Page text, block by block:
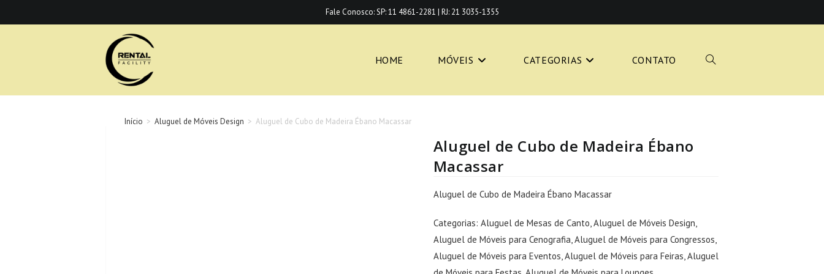
para
Fale Conosco:SP: 11 4861-2281 | RJ: 21 3035-1355
HOME MÓVEIS CATEGORIAS CONTATO ALTERNAR
Início > Aluguel de Móveis Design > Aluguel de Cubo de Madeira Ébano Macassar
Aluguel de Cubo de Madeira Ébano
Macassar
Aluguel de Cubo de Madeira Ébano Macassar
Categorias: Aluguel de Mesas de Canto,Aluguel de Móveis Design,
Aluguel de Móveis para Cenografia,Aluguel de Móveis para Congressos,
Aluguel de Móveis para Eventos,Aluguel de Móveis para Feiras,Aluguel